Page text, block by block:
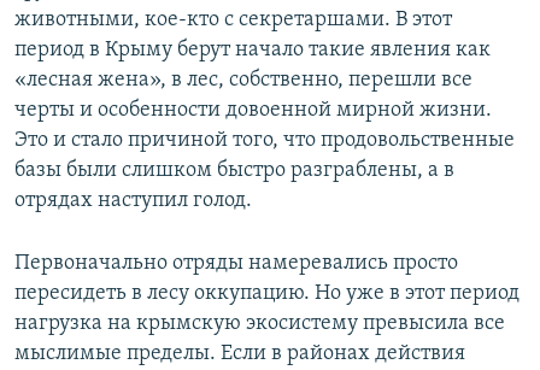
животными, кое-кто с секретаршами. В этот
период в Крыму берут начало такие явления как
«лесная жена», в лес, собственно, перешли все
черты и особенности довоенной мирной жизни.
Это и стало причиной того, что продовольственные
базы были слишком быстро разграблены, а в
отрядах наступил голод.
Первоначально отряды намеревались просто
пересидеть в лесу оккупацию. Но уже в этот период
нагрузка на крымскую экосистему превысила все
мыслимые пределы. Если в районах действия